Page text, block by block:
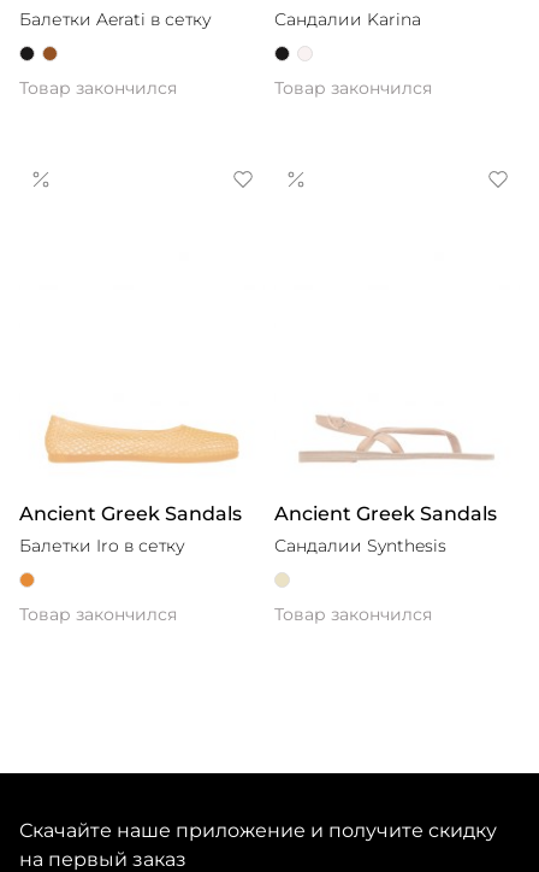
Балетки Aerati в сетку
Товар закончился
Сандалии Karina
Товар закончился
Ancient Greek Sandals
Балетки Iro в сетку
Товар закончился
Ancient Greek Sandals
Сандалии Synthesis
Товар закончился
Скачайте наше приложение и получите скидку
на первый заказ